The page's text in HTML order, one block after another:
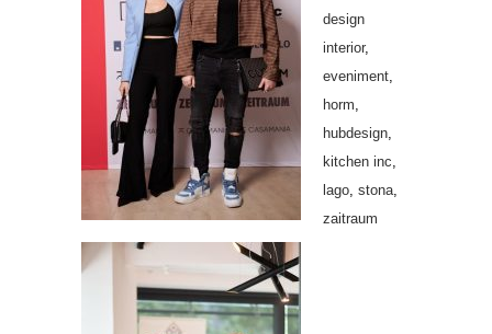
design
interior,
eveniment
horm
hubdesign
kitchen inc
lago stona
zaitraum